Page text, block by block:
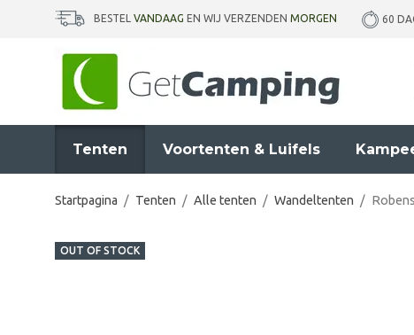
BESTEL VANDAAG EN WIJ VERZENDEN MORGEN 60
Tenten Voortenten & Luifels
Startpagina / Tenten / Alle tenten / Wandeltenten /
OUT OF STOCK